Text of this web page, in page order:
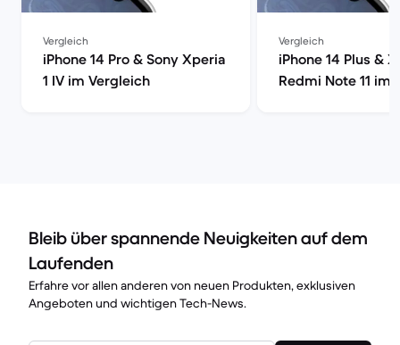
Vergleich
iPhone 14 Pro & Sony Xperia
1 IV im Vergleich
Vergleich
iPhone 14 Plus &
Redmi Note 11 im
Bleib über spannende Neuigkeiten auf dem
Laufenden
Erfahre vor allen anderen von neuen Produkten, exklusiven
Angeboten und wichtigen Tech-News.